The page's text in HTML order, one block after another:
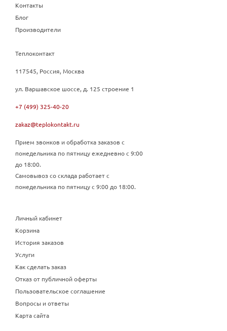
Контакты
Блог
Производители
Теплоконтакт
117545, Россия, Москва
ул. Варшавское шоссе, д. 125 строение 1
+7 (499) 325-40-20
zakaz@teplokontakt.ru
Прием звонков и обработка заказов с
понедельника по пятницу ежедневно с 9:00
до 18:00.
Самовывоз со склада работает с
понедельника по пятницу с 9:00 до 18:00.
Личный кабинет
Корзина
История заказов
Услуги
Как сделать заказ
Отказ от публичной оферты
Пользовательское соглашение
Вопросы и ответы
Карта сайта